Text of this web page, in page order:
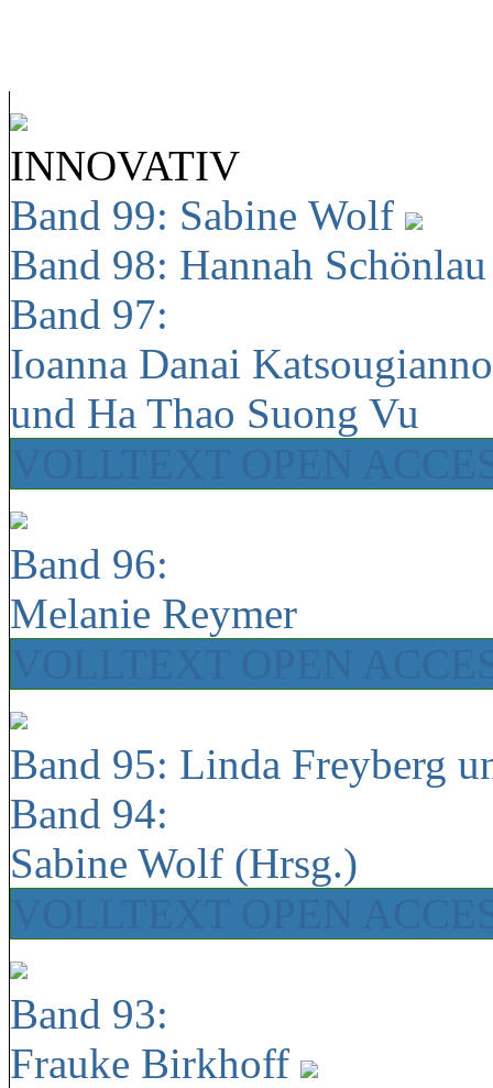
INNOVATIV
Band 99: Sabine Wolf
Band 98: Hannah
Band 97:
Ioanna Danai
und Ha Thao Suong Vu
Band 96:
Melanie Reymer
Band 95: Linda Freyberg
Band 94:
Sabine Wolf (Hrsg.)
Band 93:
Frauke Birkhoff